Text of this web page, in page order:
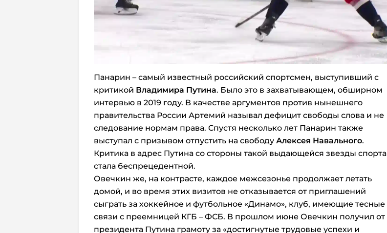
Панарин – самый известный российский спортсмен, выступивший с
критикой Владимира Путина. Было это в захватывающем, обширном
интервью в 2019 году. В качестве аргументов против нынешнего
правительства России Артемий называл дефицит свободы слова и не
следование нормам права. Спустя несколько лет Панарин также
выступал с призывом отпустить на свободу Алексея Навального.
Критика в адрес Путина со стороны такой выдающейся звезды спорта
стала беспрецедентной.
Овечкин же, на контрасте, каждое межсезонье продолжает летать
домой, и во время этих визитов не отказывается от приглашений
сыграть за хоккейное и футбольное «Динамо», клуб, имеющие тесные
связи с преемницей КГБ – ФСБ. В прошлом июне Овечкин получил от
президента Путина грамоту за «достигнутые трудовые успехи и